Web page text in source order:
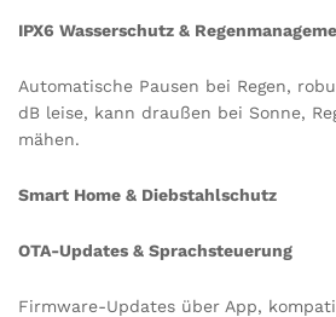
IPX6 Wasserschutz &
Automatische Pausen bei Regen,
dB leise, kann draußen bei Sonne,
mähen.
Smart Home & Diebstahlschutz
OTA-Updates & Sprachsteuerung
Firmware-Updates über App,